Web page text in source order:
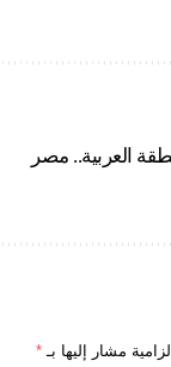
العربية.. مصر
مشار إليها بـ *